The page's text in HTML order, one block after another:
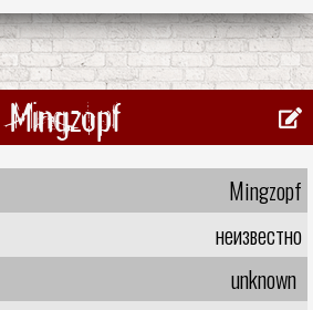
Mingzopf
Mingzopf
неизвестно
unknown